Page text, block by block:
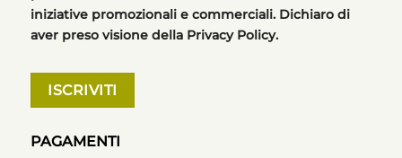
iniziative promozionali e commerciali. Dichiaro di
aver preso visione della Privacy Policy.
PAGAMENTI